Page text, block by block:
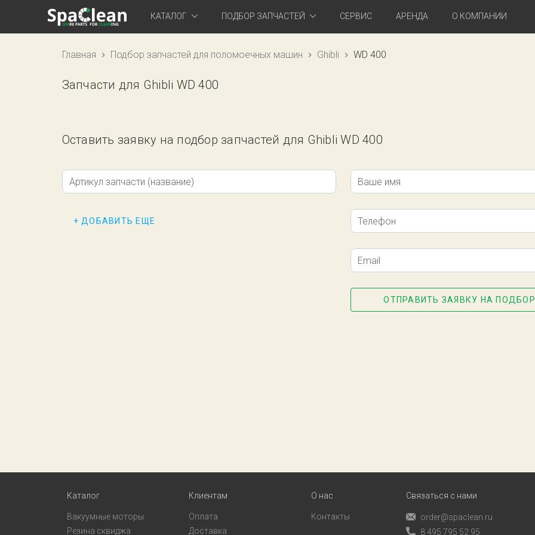
КАТАЛОГ ПОДБОР ЗАПЧАСТЕЙ СЕРВИС АРЕНДА О КОМПАНИИ
Главная Подбор запчастей для поломоечных машин Ghibli WD 400
Запчасти для Ghibli WD 400
Оставить заявку на подбор запчастей для Ghibli WD 400
Артикул запчасти (название)
+ ДОБАВИТЬ ЕЩЕ
Ваше имя
Телефон
Email
ОТПРАВИТЬ ЗАЯВКУ НА
Каталог
Вакуумные моторы
Резина сквиджа
Клиентам
Оплата
Доставка
О нас
Контакты
Связаться с нами
order@spaclean.ru
8 495 795 52 95